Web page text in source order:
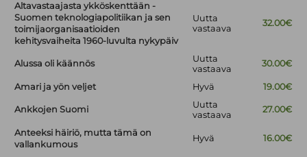
Altavastaajasta ykköskenttään -
Suomen teknologiapolitiikan ja sen
toimijaorganisaatioiden
kehitysvaiheita 1960-luvulta nykypäiv
Uutta
vastaava
32.00€
Alussa oli käännös
Uutta
vastaava
30.00€
Amari ja yön veljet Hyvä 19.00€
Ankkojen Suomi
Uutta
vastaava
27.00€
Anteeksi häiriö, mutta tämä on
vallankumous
Hyvä 16.00€